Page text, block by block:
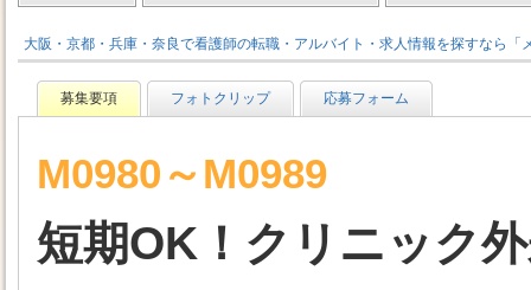
大阪・京都・兵庫・奈良で看護師の転職・アルバイト・求人情報を探すなら「
募集要項 フォトクリップ 応募フォーム
M0980～M0989
短期OK！クリニック